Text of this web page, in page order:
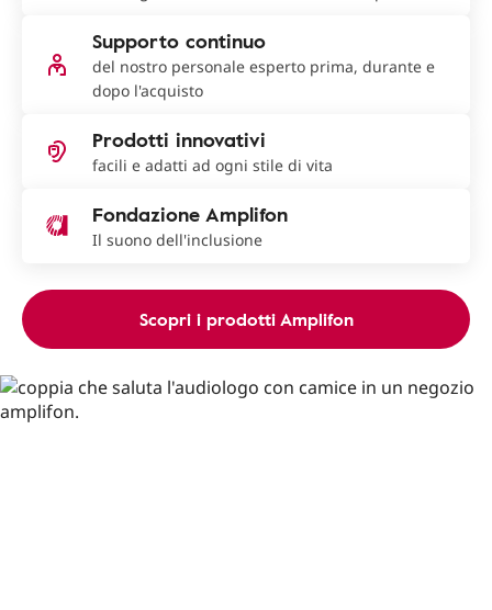
Supporto continuo
del nostro personale esperto prima, durante e
dopo l'acquisto
Prodotti innovativi
facili e adatti ad ogni stile di vita
Fondazione Amplifon
Il suono dell'inclusione
Scopri i prodotti Amplifon